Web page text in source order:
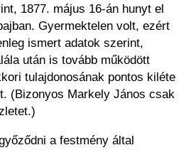
1877. május 16-án hunyt el
Gyermektelen volt, ezért
ismert adatok szerint,
után is tovább működött
tulajdonosának pontos kiléte
(Bizonyos Markely János csak
a festmény által